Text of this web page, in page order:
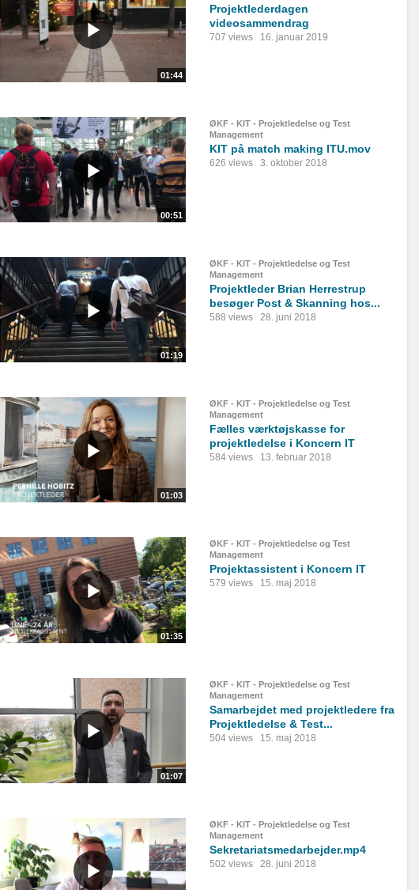
01:44
Projektlederdagen
videosammendrag
707 views 16. januar 2019
00:51
ØKF - KIT - Projektledelse og Test
Management
KIT på match making ITU.mov
626 views 3. oktober 2018
01:19
ØKF - KIT - Projektledelse og Test
Management
Projektleder Brian Herrestrup
besøger Post & Skanning hos...
588 views 28. juni 2018
01:03
ØKF - KIT - Projektledelse og Test
Management
Fælles værktøjskasse for
projektledelse i Koncern IT
584 views 13. februar 2018
01:35
ØKF - KIT - Projektledelse og Test
Management
Projektassistent i Koncern IT
579 views 15. maj 2018
01:07
ØKF - KIT - Projektledelse og Test
Management
Samarbejdet med projektledere fra
Projektledelse & Test...
504 views 15. maj 2018
ØKF - KIT - Projektledelse og Test
Management
Sekretariatsmedarbejder.mp4
502 views 28. juni 2018